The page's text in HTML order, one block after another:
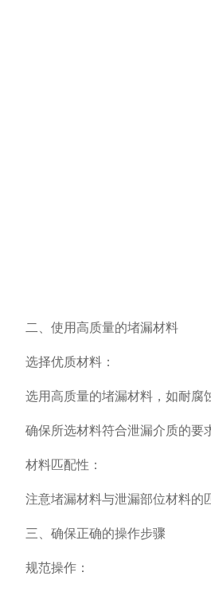
二、使用高质量的堵漏材料
选择优质材料：
选用高质量的堵漏材料，如耐腐
确保所选材料符合泄漏介质的要
材料匹配性：
注意堵漏材料与泄漏部位材料的匹
三、确保正确的操作步骤
规范操作：